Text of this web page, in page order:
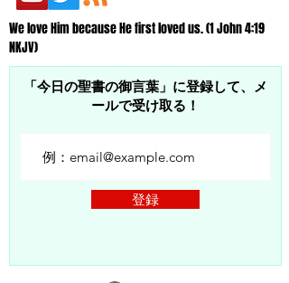
We love Him because He first loved us. (1 John 4:19
NKJV)
「今日の聖書の御言葉」に登録して、メ
ールで受け取る！
登録